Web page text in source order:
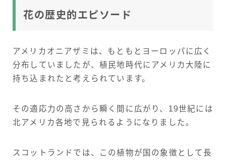
花の歴史的エピソード
アメリカオニアザミは、もともとヨーロッパに広く
分布していましたが、植民地時代にアメリカ大陸に
持ち込まれたと考えられています。
その適応力の高さから瞬く間に広がり、19世紀には
北アメリカ各地で見られるようになりました。
スコットランドでは、この植物が国の象徴として長